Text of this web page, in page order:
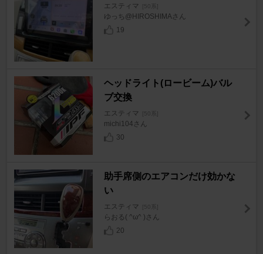
エスティマ [50系]
ゆっち@HIROSHIMAさん
19
ヘッドライト(ロービーム)バル
ブ交換
エスティマ [50系]
michi104さん
30
助手席側のエアコンだけ効かな
い
エスティマ [50系]
らおる( ^ω^ )さん
20